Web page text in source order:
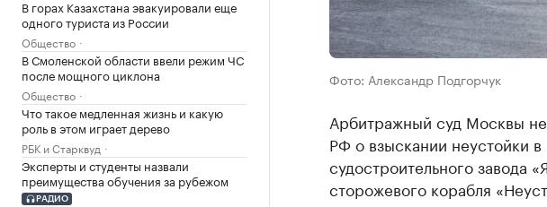
В горах Казахстана эвакуировали еще
одного туриста из России
Общество
В Смоленской области ввели режим ЧС
после мощного циклона
Общество
Что такое медленная жизнь и какую
роль в этом играет дерево
РБК и Старквуд
Эксперты и студенты назвали
преимущества обучения за рубежом
РАДИО
Фото: Александр Подгорчук
Арбитражный суд Москвы
РФ о взыскании неустойки
судостроительного завода
сторожевого корабля